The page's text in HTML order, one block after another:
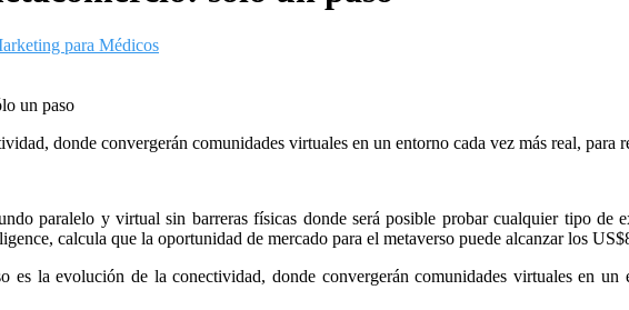
para Médicos
un paso
donde convergerán comunidades virtuales en un entorno cada vez más real, para
paralelo y virtual sin barreras físicas donde será posible probar cualquier tipo
calcula que la oportunidad de mercado para el metaverso puede alcanzar los
es la evolución de la conectividad, donde convergerán comunidades virtuales en